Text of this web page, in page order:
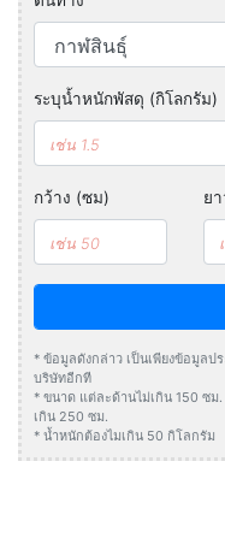
ระบุน้ำหนักพัสดุ (กิโลกรัม)
กว้าง (ซม) ย
* ข้อมูลดังกล่าว เป็นเพียงข้อมูลป
บริษัทอีกที
* ขนาด แต่ละด้านไม่เกิน 150 ซม
เกิน 250 ซม.
* น้ำหนักต้องไมเกิน 50 กิโลกรัม